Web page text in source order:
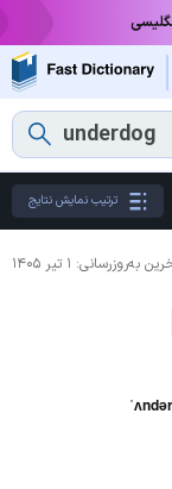
ترتیب نمایش نتایج
به‌روزرسانی: ۱ تیر ۱۴۰۵